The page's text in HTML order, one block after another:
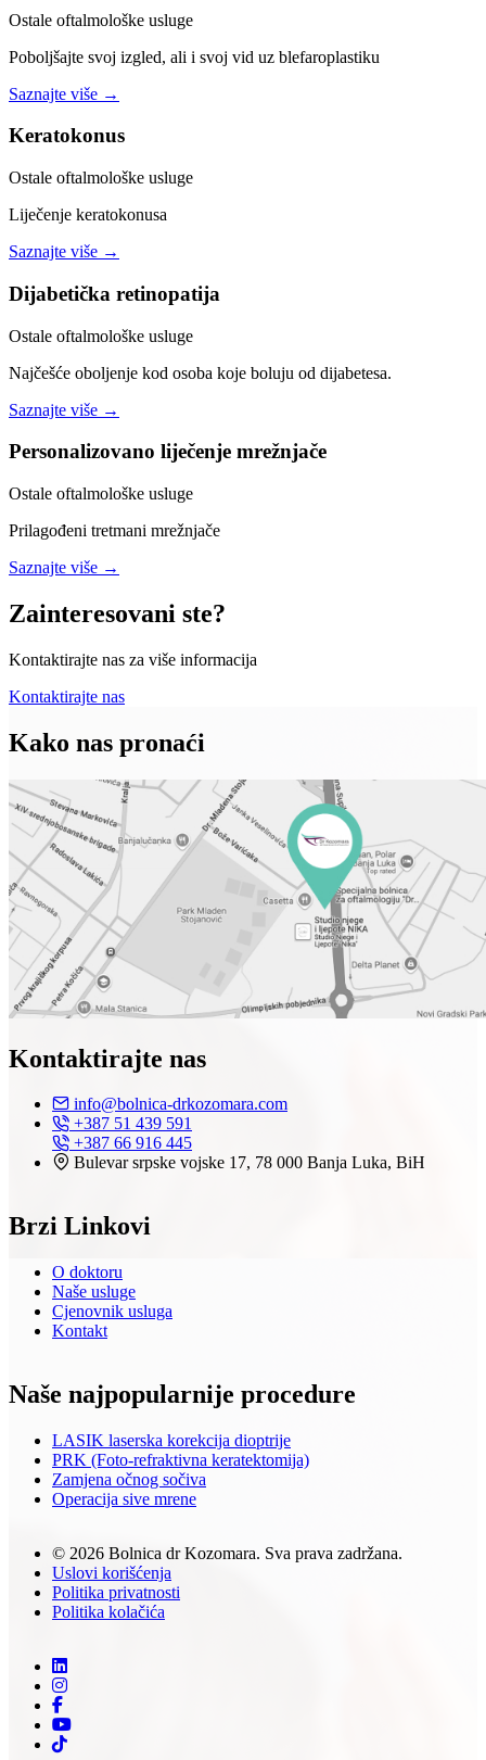
Ostale oftalmološke usluge
Poboljšajte svoj izgled, ali i svoj vid uz blefaroplastiku
Saznajte više →
Keratokonus
Ostale oftalmološke usluge
Liječenje keratokonusa
Saznajte više →
Dijabetička retinopatija
Ostale oftalmološke usluge
Najčešće oboljenje kod osoba koje boluju od dijabetesa.
Saznajte više →
Personalizovano liječenje mrežnjače
Ostale oftalmološke usluge
Prilagođeni tretmani mrežnjače
Saznajte više →
Zainteresovani ste?
Kontaktirajte nas za više informacija
Kontaktirajte nas
Kako nas pronaći
Kontaktirajte nas
info@bolnica-drkozomara.com
+387 51 439 591
+387 66 916 445
Bulevar srpske vojske 17, 78 000 Banja Luka, BiH
Brzi Linkovi
O doktoru
Naše usluge
Cjenovnik usluga
Kontakt
Naše najpopularnije procedure
LASIK laserska korekcija dioptrije
PRK (Foto-refraktivna keratektomija)
Zamjena očnog sočiva
Operacija sive mrene
© 2026 Bolnica dr Kozomara. Sva prava zadržana.
Uslovi korišćenja
Politika privatnosti
Politika kolačića